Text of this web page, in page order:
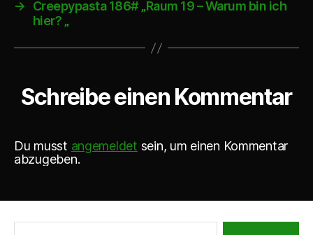
a
→
Creepypasta 186# „Raum 19 – Warum bin ich
hier? „
Schreibe einen Kommentar
Du musst angemeldet sein, um einen Kommentar
abzugeben.